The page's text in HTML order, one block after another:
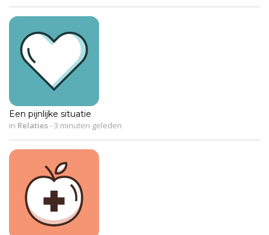
Een pijnlijke situatie
in Relaties-3 minuten geleden